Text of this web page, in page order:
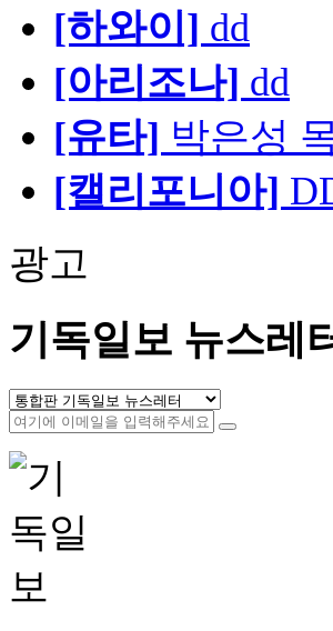
[하와이] dd
[아리조나] dd
[유타] 박은성
[캘리포니아]
광고
기독일보 뉴스레